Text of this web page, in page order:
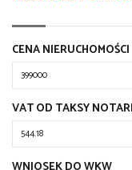
CENA NIERUCHOMOŚCI
VAT OD TAKSY